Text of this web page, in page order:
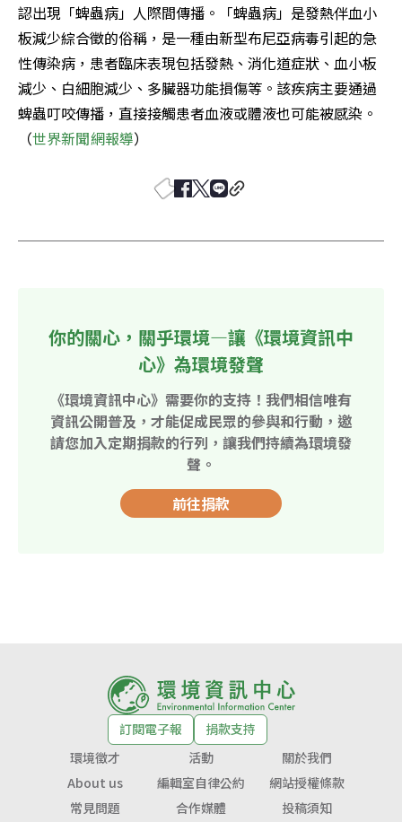
認出現「蜱蟲病」人際間傳播。「蜱蟲病」是發熱伴血小
板減少綜合徵的俗稱，是一種由新型布尼亞病毒引起的急
性傳染病，患者臨床表現包括發熱、消化道症狀、血小板
減少、白細胞減少、多臟器功能損傷等。該疾病主要通過
蜱蟲叮咬傳播，直接接觸患者血液或體液也可能被感染。
（世界新聞網報導）
你的關心，關乎環境—讓《環境資訊中
心》為環境發聲
《環境資訊中心》需要你的支持！我們相信唯有
資訊公開普及，才能促成民眾的參與和行動，邀
請您加入定期捐款的行列，讓我們持續為環境發
聲。
前往捐款
訂閱電子報
捐款支持
環境徵才
活動
關於我們
About us
編輯室自律公約
網站授權條款
常見問題
合作媒體 投稿須知